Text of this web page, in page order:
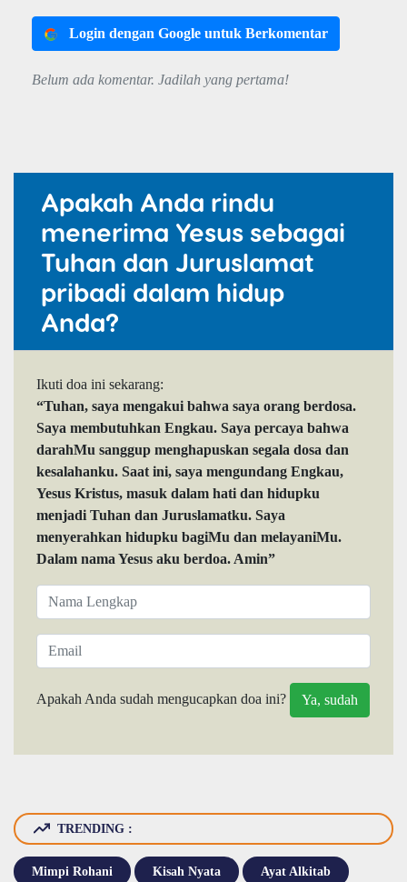
Login dengan Google untuk Berkomentar
Belum ada komentar. Jadilah yang pertama!
Apakah Anda rindu
menerima Yesus sebagai
Tuhan dan Juruslamat
pribadi dalam hidup
Anda?
Ikuti doa ini sekarang:
“Tuhan, saya mengakui bahwa saya orang berdosa.
Saya membutuhkan Engkau. Saya percaya bahwa
darahMu sanggup menghapuskan segala dosa dan
kesalahanku. Saat ini, saya mengundang Engkau,
Yesus Kristus, masuk dalam hati dan hidupku
menjadi Tuhan dan Juruslamatku. Saya
menyerahkan hidupku bagiMu dan melayaniMu.
Dalam nama Yesus aku berdoa. Amin”
Apakah Anda sudah mengucapkan doa ini?
TRENDING :
Mimpi Rohani Kisah Nyata Ayat Alkitab